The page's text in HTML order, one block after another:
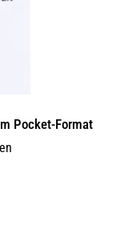
Pocket-Format